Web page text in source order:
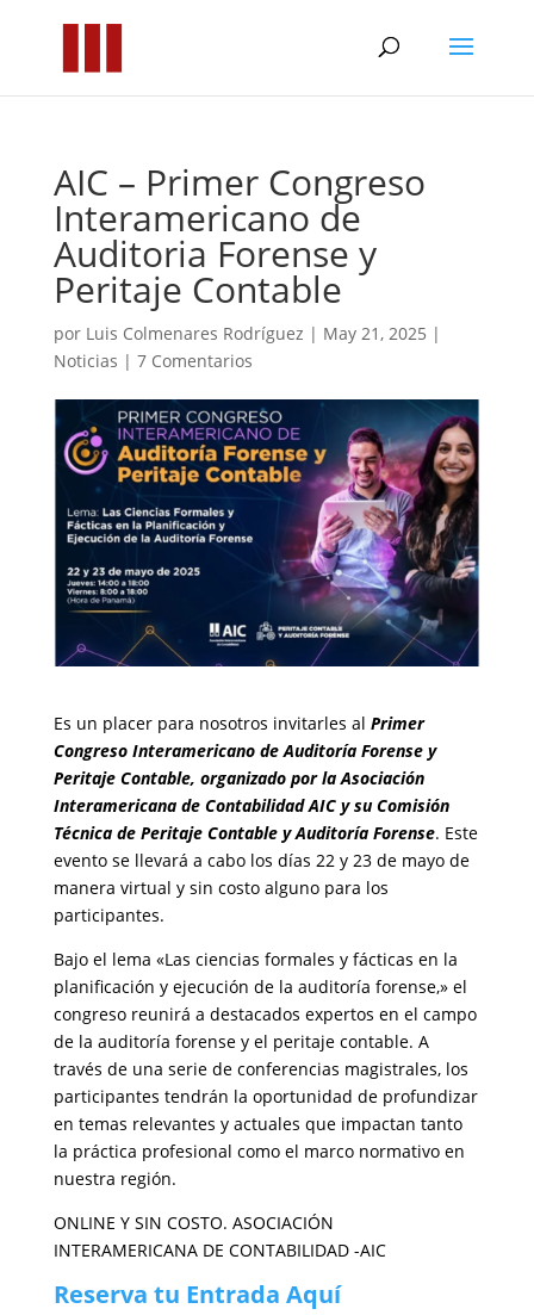
AIC – Primer Congreso
Interamericano de
Auditoria Forense y
Peritaje Contable
por Luis Colmenares Rodríguez | May 21, 2025 |
Noticias | 7 Comentarios
Es un placer para nosotros invitarles al Primer
Congreso Interamericano de Auditoría Forense y
Peritaje Contable, organizado por la Asociación
Interamericana de Contabilidad AIC y su Comisión
Técnica de Peritaje Contable y Auditoría Forense. Este
evento se llevará a cabo los días 22 y 23 de mayo de
manera virtual y sin costo alguno para los
participantes.
Bajo el lema «Las ciencias formales y fácticas en la
planificación y ejecución de la auditoría forense,» el
congreso reunirá a destacados expertos en el campo
de la auditoría forense y el peritaje contable. A
través de una serie de conferencias magistrales, los
participantes tendrán la oportunidad de profundizar
en temas relevantes y actuales que impactan tanto
la práctica profesional como el marco normativo en
nuestra región.
ONLINE Y SIN COSTO. ASOCIACIÓN
INTERAMERICANA DE CONTABILIDAD -AIC
Reserva tu Entrada Aquí